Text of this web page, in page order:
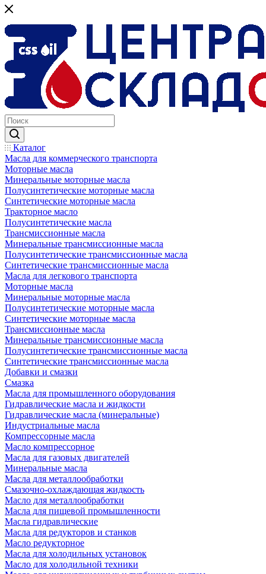
Каталог
Масла для коммерческого транспорта
Моторные масла
Минеральные моторные масла
Полусинтетические моторные масла
Синтетические моторные масла
Тракторное масло
Полусинтетические масла
Трансмиссионные масла
Минеральные трансмиссионные масла
Полусинтетические трансмиссионные масла
Синтетические трансмиссионные масла
Масла для легкового транспорта
Моторные масла
Минеральные моторные масла
Полусинтетические моторные масла
Синтетические моторные масла
Трансмиссионные масла
Минеральные трансмиссионные масла
Полусинтетические трансмиссионные масла
Синтетические трансмиссионные масла
Добавки и смазки
Смазка
Масла для промышленного оборудования
Гидравлические масла и жидкости
Гидравлические масла (минеральные)
Индустриальные масла
Компрессорные масла
Масло компрессорное
Масла для газовых двигателей
Минеральные масла
Масла для металлообработки
Смазочно-охлаждающая жидкость
Масло для металлообработки
Масла для пищевой промышленности
Масла гидравлические
Масла для редукторов и станков
Масло редукторное
Масла для холодильных установок
Масло для холодильной техники